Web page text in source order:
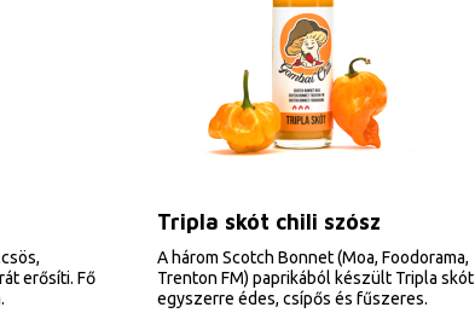
erősíti. Fő
Tripla skót chili szósz
A három Scotch Bonnet (Moa, Foodorama,
Trenton FM) paprikából készült Tripla skót
egyszerre édes, csípős és fűszeres.